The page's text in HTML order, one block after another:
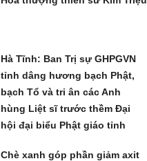
Hà Tĩnh: Ban Trị sự GHPGVN
tỉnh dâng hương bạch Phật,
bạch Tổ và tri ân các Anh
hùng Liệt sĩ trước thềm Đại
hội đại biểu Phật giáo tỉnh
Chè xanh góp phần giảm axit